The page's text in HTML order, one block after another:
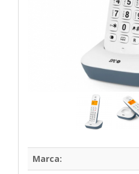
Marca: